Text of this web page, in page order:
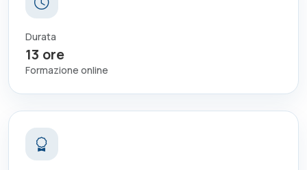
Durata
13 ore
Formazione online